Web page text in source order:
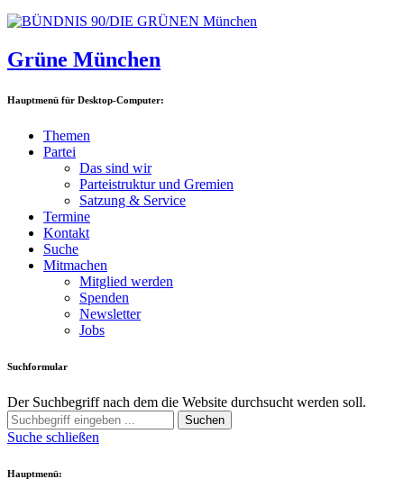
Grüne München
Hauptmenü für Desktop-Computer:
Themen
Partei
Das sind wir
Parteistruktur und Gremien
Satzung & Service
Termine
Kontakt
Suche
Mitmachen
Mitglied werden
Spenden
Newsletter
Jobs
Suchformular
Der Suchbegriff nach dem die Website durchsucht werden soll.
Suchen
Suche schließen
Hauptmenü: